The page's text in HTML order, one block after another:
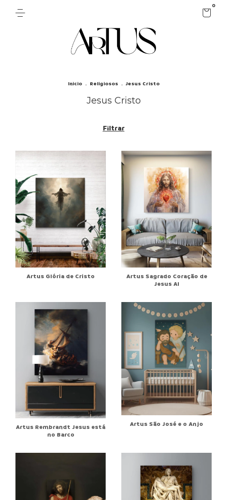
0
Inicio . Religiosos . Jesus Cristo
Jesus Cristo
Filtrar
Artus Glória de Cristo
Artus Sagrado Coração de
Jesus AI
Artus Rembrandt Jesus está
no Barco
Artus São José e o Anjo